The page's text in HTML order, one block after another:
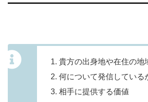
貴方の出身地や在住の地
何について発信している
相手に提供する価値